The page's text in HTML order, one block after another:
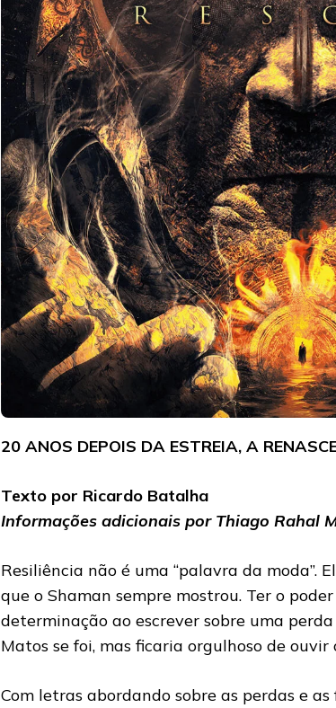
20 ANOS DEPOIS DA ESTREIA, A
Texto por Ricardo Batalha
Informações adicionais por Thiago Rahal
Resiliência não é uma “palavra da moda”.
que o Shaman sempre mostrou. Ter o
determinação ao escrever sobre uma
Matos se foi, mas ficaria orgulhoso de ouvir
Com letras abordando sobre as perdas e